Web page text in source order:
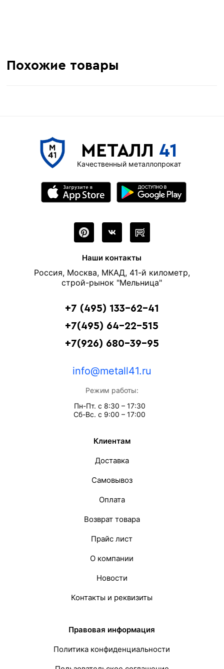
Похожие товары
МЕТАЛЛ 41
Качественный металлопрокат
Наши контакты
Россия, Москва, МКАД, 41-й километр,
строй-рынок "Мельница"
+7 (495) 133-62-41
+7(495) 64-22-515
+7(926) 680-39-95
info@metall41.ru
Режим работы:
Пн-Пт. с 8:30 – 17:30
Сб-Вс. с 9:00 – 17:00
Клиентам
Доставка
Самовывоз
Оплата
Возврат товара
Прайс лист
О компании
Новости
Контакты и реквизиты
Правовая информация
Политика конфиденциальности